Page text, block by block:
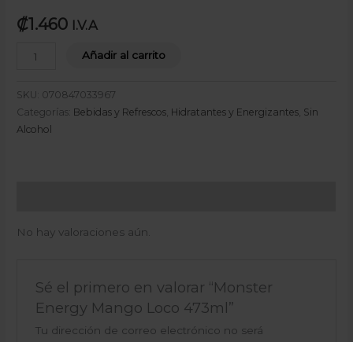
₡1.460 I.V.A
Añadir al carrito
SKU: 070847033967
Categorías: Bebidas y Refrescos Hidratantes y Energizantes Sin
Alcohol
No hay valoraciones aún.
Sé el primero en valorar “Monster
Energy Mango Loco 473ml”
Tu dirección de correo electrónico no será